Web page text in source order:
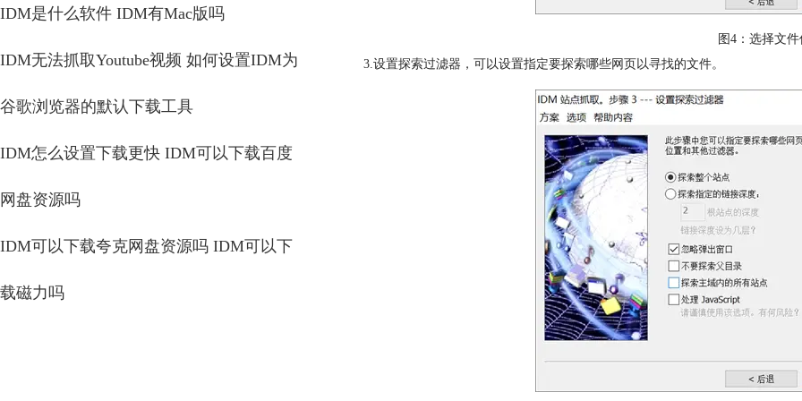
IDM是什么软件 IDM有Mac版吗
IDM无法抓取Youtube视频 如何设置IDM为
谷歌浏览器的默认下载工具
IDM怎么设置下载更快 IDM可以下载百度
网盘资源吗
IDM可以下载夸克网盘资源吗 IDM可以下
载磁力吗
图4：选择文
3.设置探索过滤器，可以设置指定要探索哪些网页以寻找的文件。